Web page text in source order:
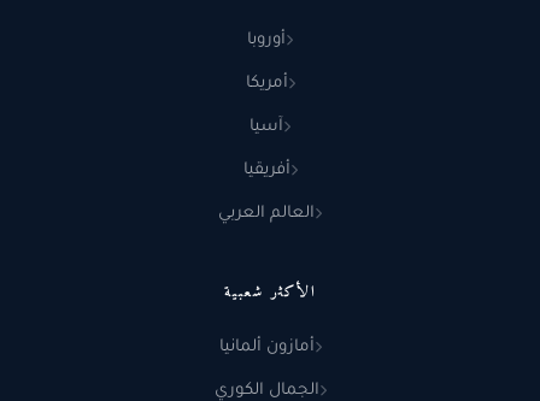
أوروبا
أمريكا
آسيا
أفريقيا
العالم العربي
الأكثر شعبية
أمازون ألمانيا
الجمال الكوري